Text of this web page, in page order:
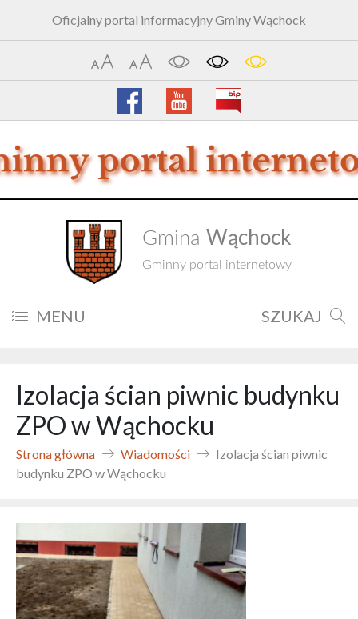
Oficjalny portal informacyjny Gminy Wąchock
Gmina Wąchock
Gminny portal internetowy
MENU SZUKAJ
Izolacja ścian piwnic budynku
ZPO w Wąchocku
Strona główna Wiadomości
Izolacja ścian piwnic
budynku ZPO w Wąchocku